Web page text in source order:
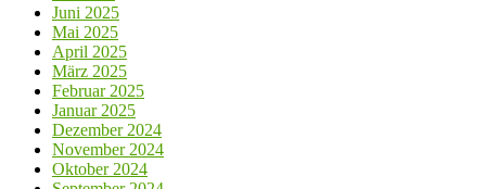
Juni 2025
Mai 2025
April 2025
März 2025
Februar 2025
Januar 2025
Dezember 2024
November 2024
Oktober 2024